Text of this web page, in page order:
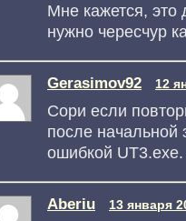
Мне кажется, это
нужно чересчур
Gerasimov92 12
Сори если
после начальной
ошибкой
Aberiu 13 января